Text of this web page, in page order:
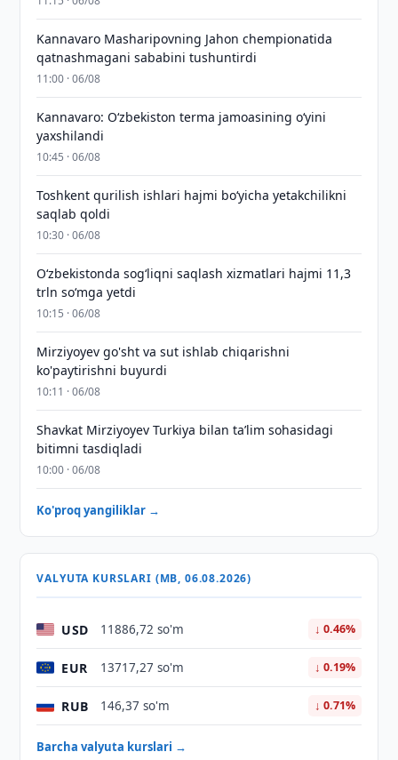
Kannavaro Masharipovning Jahon chempionatida
qatnashmagani sababini tushuntirdi
11:00 · 06/08
Kannavaro: O‘zbekiston terma jamoasining o‘yini
yaxshilandi
10:45 · 06/08
Toshkent qurilish ishlari hajmi bo‘yicha yetakchilikni
saqlab qoldi
10:30 · 06/08
O‘zbekistonda sog‘liqni saqlash xizmatlari hajmi 11,3
trln so‘mga yetdi
10:15 · 06/08
Mirziyoyev go'sht va sut ishlab chiqarishni
ko'paytirishni buyurdi
10:11 · 06/08
Shavkat Mirziyoyev Turkiya bilan taʼlim sohasidagi
bitimni tasdiqladi
10:00 · 06/08
Ko'proq yangiliklar →
VALYUTA KURSLARI (MB, 06.08.2026)
USD 11886,72 so'm ↓ 0.46%
EUR 13717,27 so'm ↓ 0.19%
RUB 146,37 so'm ↓ 0.71%
Barcha valyuta kurslari →